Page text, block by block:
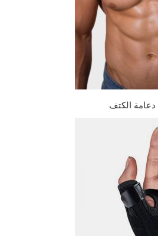
دعامة الكتف